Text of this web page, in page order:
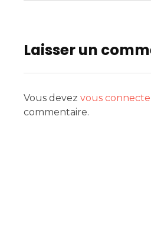
Laisser un
Vous devez vous
commentaire.